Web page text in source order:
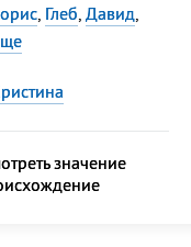
, Глеб, Давид,
значение